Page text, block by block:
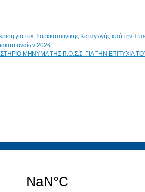
για τον, Σαρακατσάνικης Καταγωγής από την
2026
ΜΗΝΥΜΑ ΤΗΣ Π.Ο.Σ.Σ. ΓΙΑ ΤΗΝ ΕΠΙΤΥΧΙΑ